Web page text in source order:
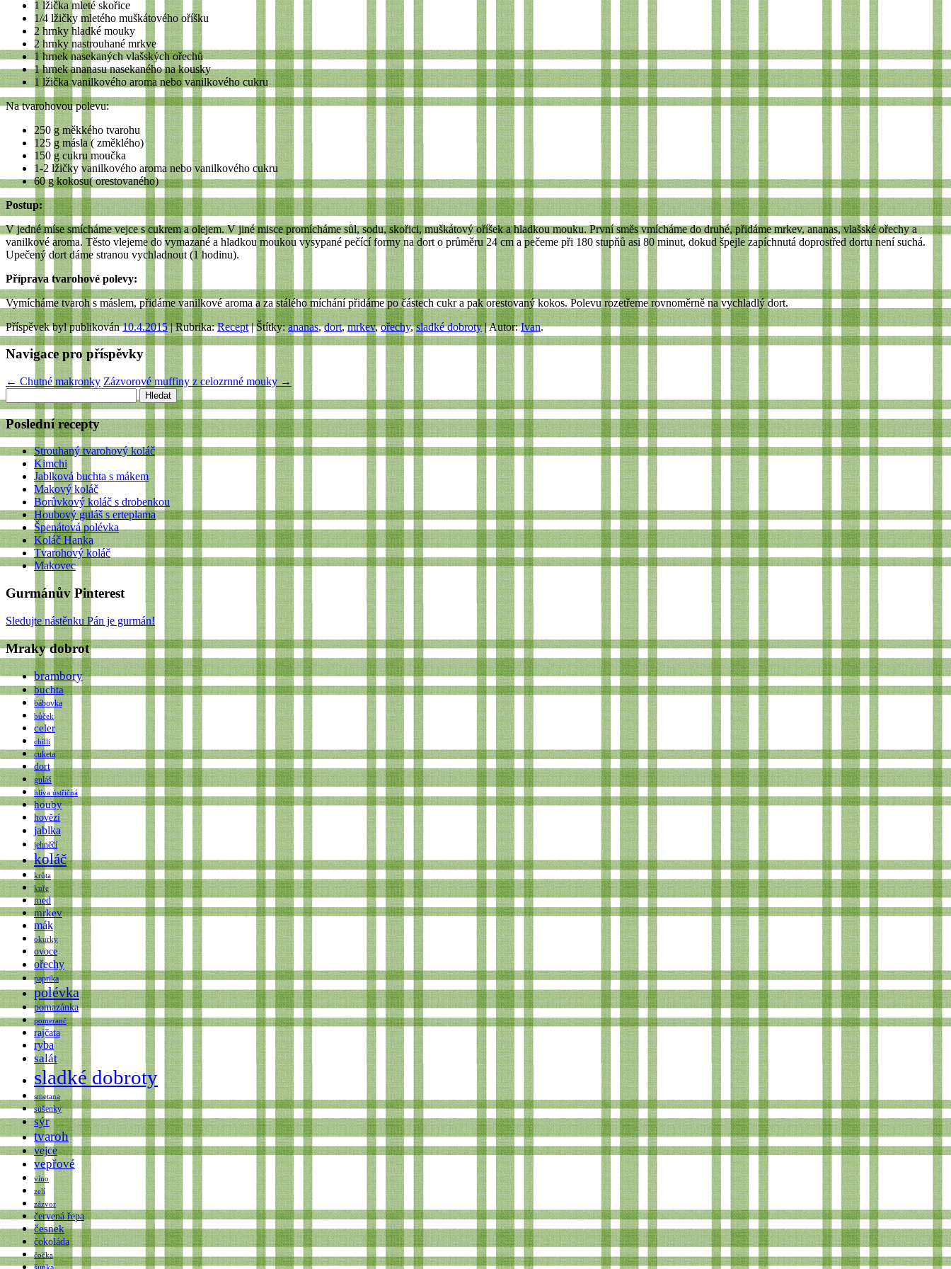
1 lžička mleté skořice
1/4 lžičky mletého muškátového oříšku
2 hrnky hladké mouky
2 hrnky nastrouhané mrkve
1 hrnek nasekaných vlašských ořechů
1 hrnek ananasu nasekaného na kousky
1 lžička vanilkového aroma nebo vanilkového cukru
Na tvarohovou polevu:
250 g měkkého tvarohu
125 g másla ( změklého)
150 g cukru moučka
1-2 lžičky vanilkového aroma nebo vanilkového cukru
60 g kokosu( orestovaného)
Postup:
V jedné míse smícháme vejce s cukrem a olejem. V jiné misce promícháme sůl, sodu, skořici, muškátový oříšek a hladkou mouku. První směs vmícháme do druhé, přidáme mrkev, ananas, vlašské ořechy a
vanilkové aroma. Těsto vlejeme do vymazané a hladkou moukou vysypané pečící formy na dort o průměru 24 cm a pečeme při 180 stupňů asi 80 minut, dokud špejle zapíchnutá doprostřed dortu není suchá.
Upečený dort dáme stranou vychladnout (1 hodinu).
Příprava tvarohové polevy:
Vymícháme tvaroh s máslem, přidáme vanilkové aroma a za stálého míchání přidáme po částech cukr a pak orestovaný kokos. Polevu rozetřeme rovnoměrně na vychladlý dort.
Příspěvek byl publikován10.4.2015| Rubrika:Recept| Štítky:ananas,dort,mrkev,ořechy,sladké dobroty| Autor:Ivan.
Navigace pro příspěvky
← Chutné makronky Zázvorové muffiny z celozrnné mouky→
Poslední recepty
Strouhaný tvarohový koláč
Kimchi
Jablková buchta s mákem
Makový koláč
Borůvkový koláč s drobenkou
Houbový guláš s erteplama
Špenátová polévka
Koláč Hanka
Tvarohový koláč
Makovec
Gurmánův Pinterest
Sledujte nástěnku Pán je gurmán!
Mraky dobrot
brambory
buchta
bábovka
bůček
celer
chilli
cuketa
dort
guláš
hlíva ústřičná
houby
hovězí
jablka
jehněčí
koláč
krůta
kuře
med
mrkev
mák
okurky
ovoce
ořechy
paprika
polévka
pomazánka
pomeranč
rajčata
ryba
salát
sladké dobroty
smetana
sušenky
sýr
tvaroh
vejce
vepřové
víno
zelí
zázvor
červená řepa
česnek
čokoláda
čočka